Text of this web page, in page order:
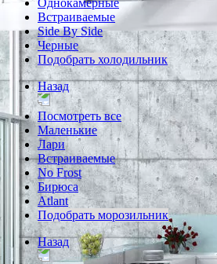
Однокамерные
Встраиваемые
Side By Side
Черные
Подобрать холодильник
Назад
Посмотреть все
Маленькие
Лари
Встраиваемые
No Frost
Бирюса
Atlant
Подобрать морозильник
Назад